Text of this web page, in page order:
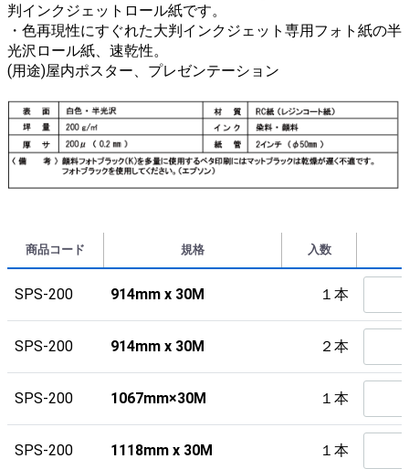
判インクジェットロール紙です。
・色再現性にすぐれた大判インクジェット専用フォト紙の半
光沢ロール紙、速乾性。
(用途)屋内ポスター、プレゼンテーション
商品コード 規格 入数
SPS-200 914mm x 30M １本
SPS-200 914mm x 30M ２本
SPS-200 1067mm×30M １本
SPS-200 1118mm x 30M １本